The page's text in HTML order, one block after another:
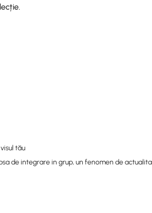
tău
de integrare in grup, un fenomen de